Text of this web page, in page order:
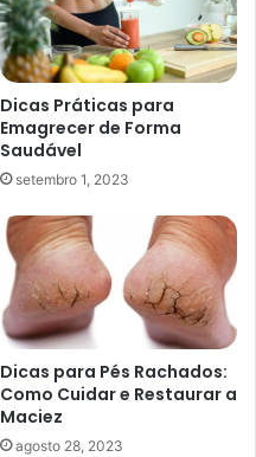
Dicas Práticas para
Emagrecer de Forma
Saudável
setembro 1, 2023
Dicas para Pés Rachados:
Como Cuidar e Restaurar a
Maciez
agosto 28, 2023